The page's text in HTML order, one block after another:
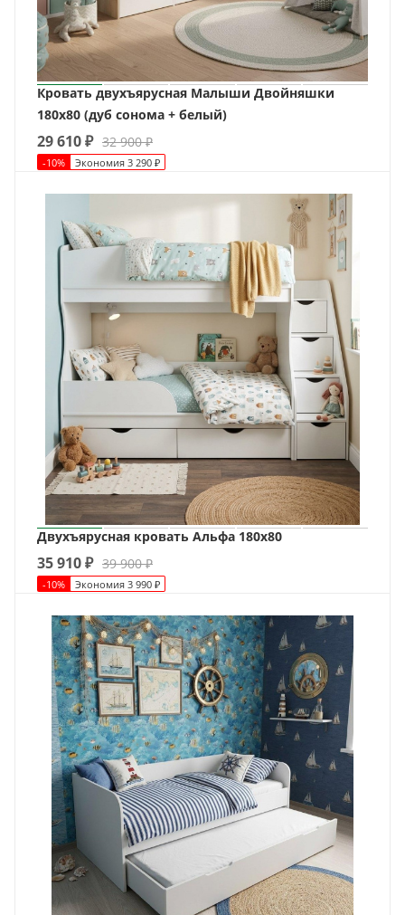
Кровать двухъярусная Малыши Двойняшки
180х80 (дуб сонома + белый)
29 610₽ 32 900₽
-10% Экономия 3 290 ₽
Двухъярусная кровать Альфа 180х80
35 910₽ 39 900₽
-10% Экономия 3 990 ₽